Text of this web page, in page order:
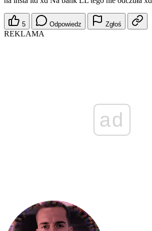
5 Odpowiedz Zgłoś
REKLAMA
ad